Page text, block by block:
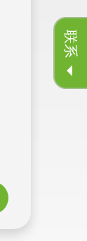
联系